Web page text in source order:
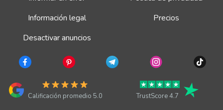
Información legal
Precios
Desactivar anuncios
Calificación promedio 5.0 TrustScore 4.7